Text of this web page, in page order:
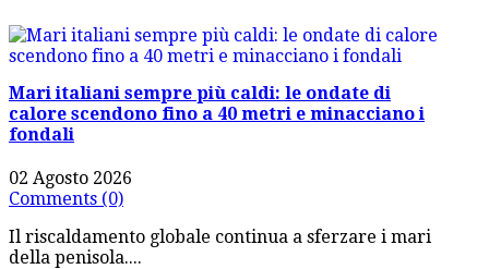
Mari italiani sempre più caldi: le ondate di
calore scendono fino a 40 metri e minacciano i
fondali
02 Agosto 2026
Comments (0)
Il riscaldamento globale continua a sferzare i mari
della penisola....